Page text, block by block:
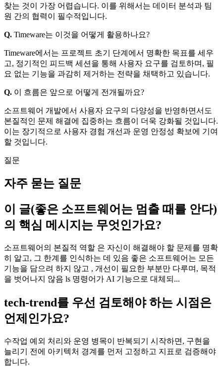
찾는 것이 가장 어렵습니다. 이를 위해서는 데이터 분석과 팀
원 간의 협력이 필수적입니다.
Q. Timeware는 이것을 어떻게 활용하나요?
Timeware에서는 프로젝트 초기 단계에서 명확한 목표를 세우
고, 정기적인 피드백 세션을 통해 사용자 요구를 검토하며, 필
요 없는 기능을 과감히 제거하는 전략을 채택하고 있습니다.
Q. 이 흐름은 앞으로 어떻게 전개될까요?
소프트웨어 개발에서 사용자 요구의 다양성을 반영하면서도
본질적인 문제 해결에 집중하는 흐름이 더욱 강화될 것입니다.
이는 장기적으로 사용자 경험 개선과 운영 안정성 확보에 기여
할 것입니다.
질문
자주 묻는 질문
이 글(좋은 소프트웨어는 멈출 때를 안다)
의 핵심 메시지는 무엇인가요?
소프트웨어의 본질적 역할 은 자신이 해결해야 할 문제를 명확
히 알고, 그 한계를 인식하는 데 있음 좋은 소프트웨어는 모든
기능을 담으려 하지 않고 , 개선이 필요한 부분만 다루며, 목적
을 벗어나지 않음 ls 명령어가 AI 기능으로 대체되...
tech-trend를 우선 검토해야 하는 시점은
언제인가요?
수작업 예외 처리와 운영 병목이 반복되기 시작하면, 구현을
늘리기 전에 아키텍처 경계를 먼저 고정하고 지표로 검증해야
합니다.